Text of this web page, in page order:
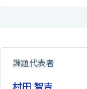
課題代表者
村田 智吉